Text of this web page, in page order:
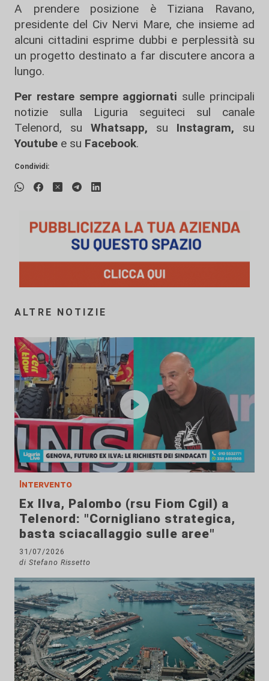
A prendere posizione è Tiziana Ravano,
presidente del Civ Nervi Mare, che insieme ad
alcuni cittadini esprime dubbi e perplessità su
un progetto destinato a far discutere ancora a
lungo.
Per restare sempre aggiornati sulle principali
notizie sulla Liguria seguiteci sul canale
Telenord, su
Whatsapp, su Instagram, su
Youtube e su Facebook.
Condividi:
ALTRE NOTIZIE
Intervento
Ex Ilva, Palombo (rsu Fiom Cgil) a
Telenord: "Cornigliano strategica,
basta sciacallaggio sulle aree"
31/07/2026
di Stefano Rissetto